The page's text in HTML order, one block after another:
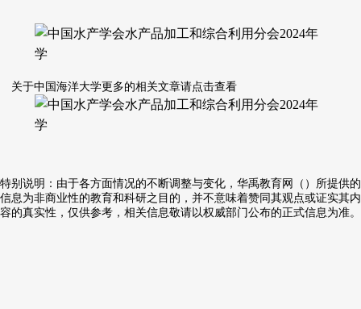
关于中国海洋大学更多的相关文章请点击查看
特别说明：由于各方面情况的不断调整与变化，华禹教育网（）所提供的
信息为非商业性的教育和科研之目的，并不意味着赞同其观点或证实其内
容的真实性，仅供参考，相关信息敬请以权威部门公布的正式信息为准。